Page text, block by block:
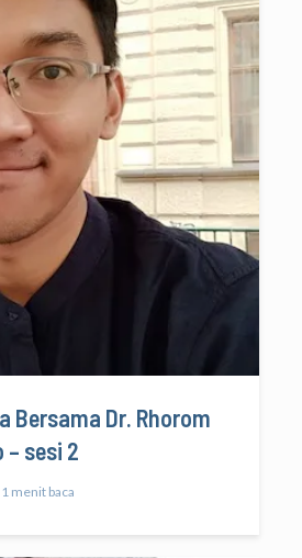
Bersama Dr. Rhorom
sesi 2
1 menit baca